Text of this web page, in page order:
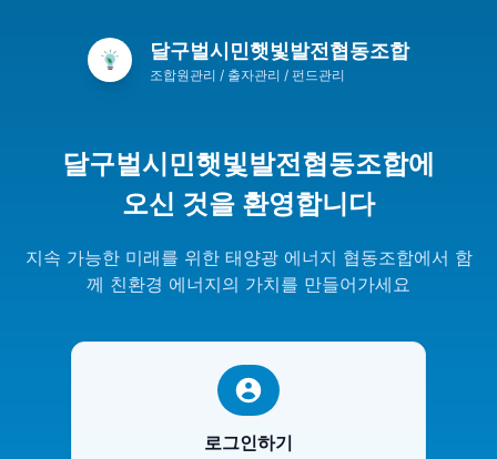
달구벌시민햇빛발전협동조합
조합원관리 / 출자관리 / 펀드관리
달구벌시민햇빛발전협동조합에
오신 것을 환영합니다
지속 가능한 미래를 위한 태양광 에너지 협동조합에서 함
께 친환경 에너지의 가치를 만들어가세요
로그인하기